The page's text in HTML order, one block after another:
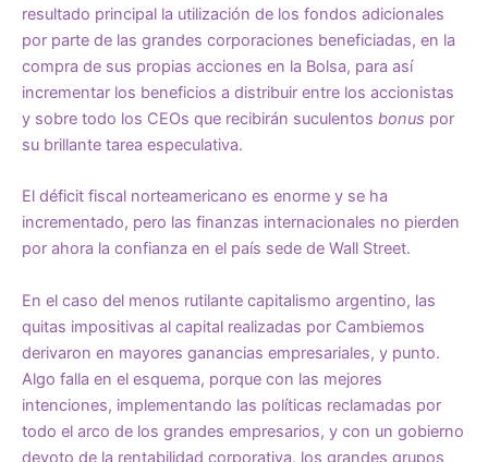
resultado principal la utilización de los fondos adicionales
por parte de las grandes corporaciones beneficiadas, en la
compra de sus propias acciones en la Bolsa, para así
incrementar los beneficios a distribuir entre los accionistas
y sobre todo los CEOs que recibirán suculentos bonus por
su brillante tarea especulativa.
El déficit fiscal norteamericano es enorme y se ha
incrementado, pero las finanzas internacionales no pierden
por ahora la confianza en el país sede de Wall Street.
En el caso del menos rutilante capitalismo argentino, las
quitas impositivas al capital realizadas por Cambiemos
derivaron en mayores ganancias empresariales, y punto.
Algo falla en el esquema, porque con las mejores
intenciones, implementando las políticas reclamadas por
todo el arco de los grandes empresarios, y con un gobierno
devoto de la rentabilidad corporativa, los grandes grupos